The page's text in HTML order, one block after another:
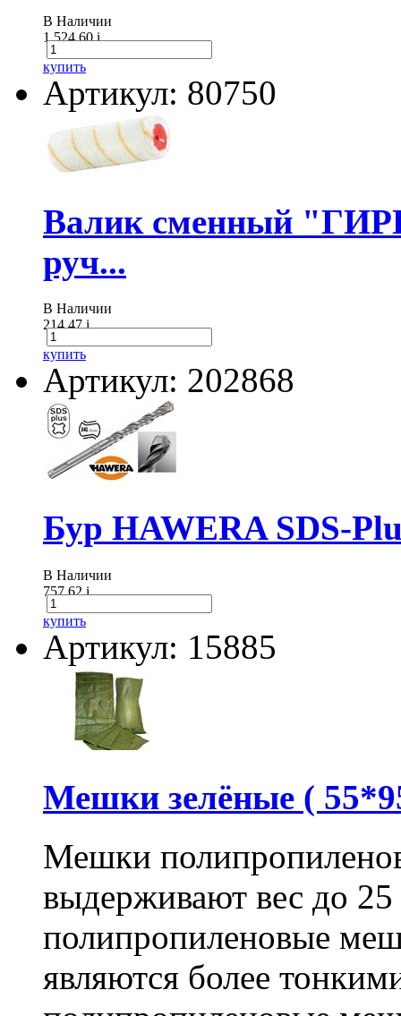
В Наличии
1 524.60i
купить
Артикул: 80750
Валик сменный
руч...
В Наличии
214.47i
купить
Артикул: 202868
Бур HAWERA SDS-
В Наличии
757.62i
купить
Артикул: 15885
Мешки зелёные (
Мешки
выдерживают вес до
полипропиленовые
являются более